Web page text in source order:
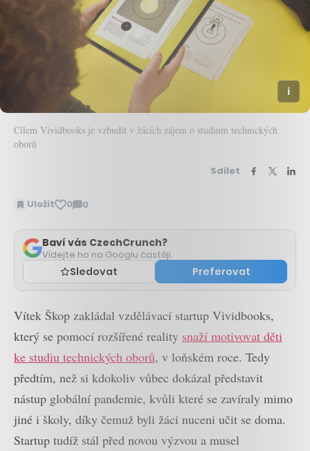
Cílem Vividbooks je vzbudit v žácích zájem o studium technických
oborů
Sdílet
Uložit 0 0
Zobrazit
Baví vás CzechCrunch?
Vídejte ho na Googlu častěji.
Sledovat Preferovat
Vítek Škop zakládal vzdělávací startup Vividbooks,
který se pomocí rozšířené reality snaží motivovat děti
ke studiu technických oborů, v loňském roce. Tedy
předtím, než si kdokoliv vůbec dokázal představit
nástup globální pandemie, kvůli které se zavíraly mimo
jiné i školy, díky čemuž byli žáci nuceni učit se doma.
Startup tudíž stál před novou výzvou a musel